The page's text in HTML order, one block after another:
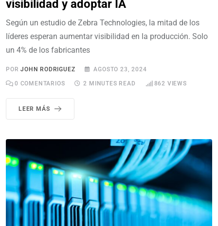
visibilidad y adoptar IA
Según un estudio de Zebra Technologies, la mitad de los
líderes esperan aumentar visibilidad en la producción. Solo
un 4% de los fabricantes
PORJOHN RODRIGUEZ AGOSTO 23, 2024
0 COMENTARIOS 2 MINUTES READ 862 VIEWS
LEER MÁS